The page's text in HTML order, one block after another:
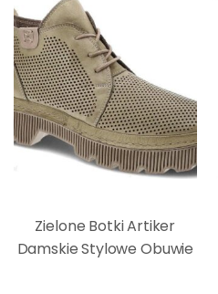
Zielone Botki Artiker
Damskie Stylowe Obuwie